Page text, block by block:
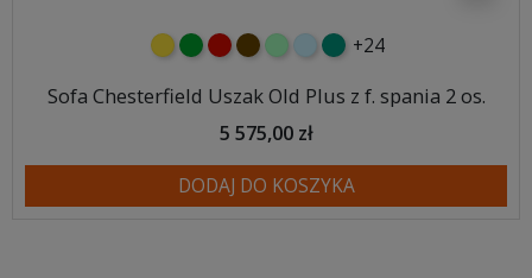
żółtyzielonyczerwony
czekoladowy
miętowybłękitny
turkusowy
+24
Sofa Chesterfield Uszak Old Plus z f. spania 2 os.
5 575,00 zł
DODAJ DO KOSZYKA